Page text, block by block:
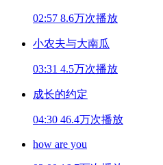
02:57 8.6万次播放
小农夫与大南瓜
03:31 4.5万次播放
成长的约定
04:30 46.4万次播放
how are you